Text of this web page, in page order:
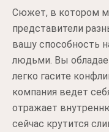
Сюжет, в котором
представители
вашу способность
людьми. Вы
легко гасите
компания ведет
отражает
сейчас крутится